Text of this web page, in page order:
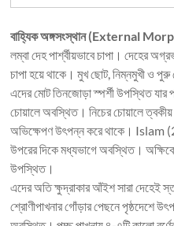
বাহ্যিক অঙ্গসংস্থান (External
লম্বা দেহ পার্শ্বীয়ভাবে চাপা। দেহের
চাপা হয়ে থাকে। মুখ ছোট, নিম্নমুখী ও পুরু
এদের মোট তিনজোড়া স্পর্শী উপস্থিত যার
চোয়ালে অবস্থিত। নিচের চোয়ালে ত্বকীয়
অভিক্ষেপণ উৎপন্ন করে থাকে। Islam
উপরের দিকে মধ্যভাগে অবস্থিত।
উপস্থিত।
এদের অতি ক্ষুদ্রাকার আঁইশ সারা দেহেই
শ্রোণীপাখনার গোঁড়ার পেছনে পৃষ্ঠদেশে